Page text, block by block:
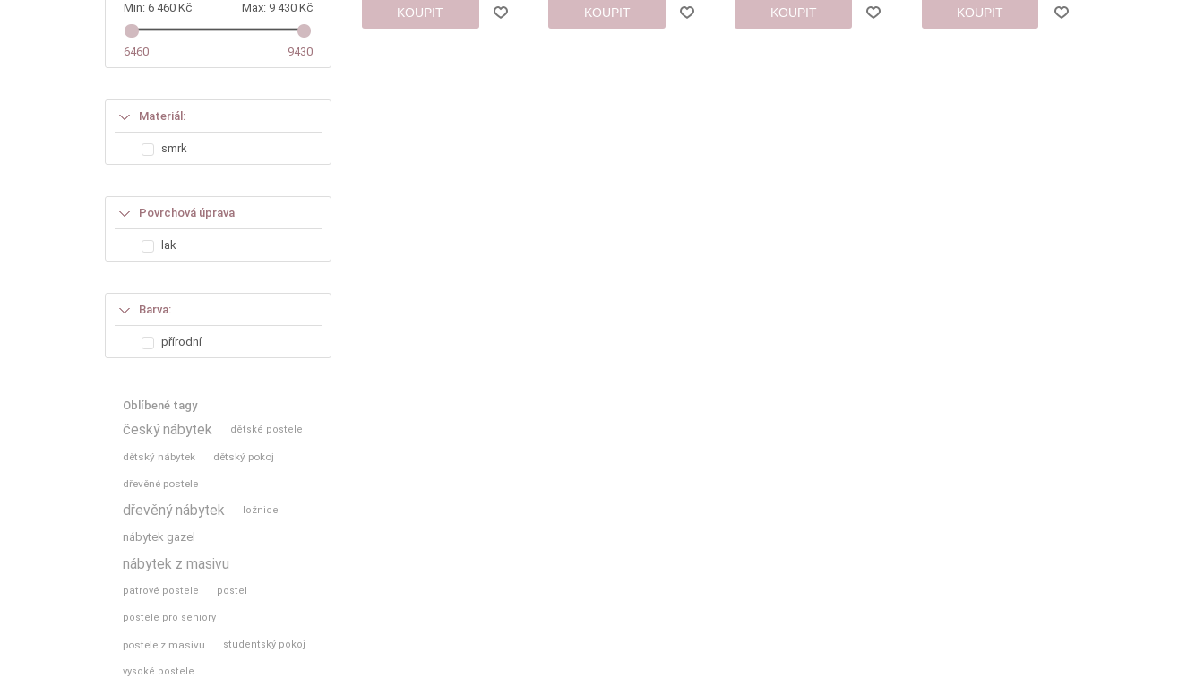
Min: 6 460 Kč Max: 9 430 Kč
6460 9430
Materiál:
smrk
Povrchová úprava
lak
Barva:
přírodní
Oblíbené tagy
český nábytek dětské postele
dětský nábytek dětský pokoj
dřevěné postele
dřevěný nábytek ložnice
nábytek gazel
nábytek z masivu
patrové postele postel
postele pro seniory
postele z masivu studentský pokoj
vysoké postele
KOUPIT KOUPIT KOUPIT KOUPIT